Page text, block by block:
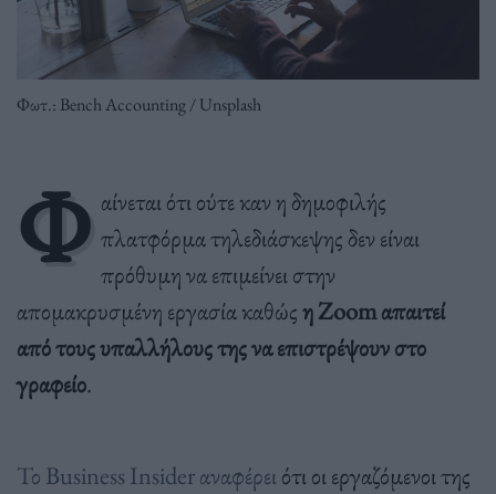
Φωτ.: Bench Accounting / Unsplash
Φ αίνεται ότι ούτε καν η δημοφιλής
πλατφόρμα τηλεδιάσκεψης δεν είναι
πρόθυμη να επιμείνει στην
απομακρυσμένη εργασία καθώςη Zoom απαιτεί
από τους υπαλλήλους της να επιστρέψουν στο
γραφείο.
Το Business Insider αναφέρειότι οι εργαζόμενοι της